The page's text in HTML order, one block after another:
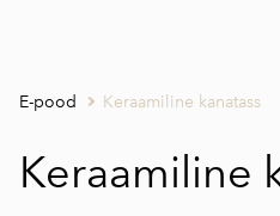
E-pood Keraamiline kanatass
Keraamiline